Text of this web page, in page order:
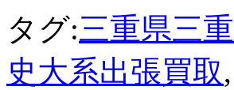
タグ:三重県三
史大系出張買取,